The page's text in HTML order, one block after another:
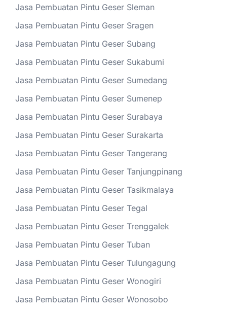
Jasa Pembuatan Pintu Geser Sleman
Jasa Pembuatan Pintu Geser Sragen
Jasa Pembuatan Pintu Geser Subang
Jasa Pembuatan Pintu Geser Sukabumi
Jasa Pembuatan Pintu Geser Sumedang
Jasa Pembuatan Pintu Geser Sumenep
Jasa Pembuatan Pintu Geser Surabaya
Jasa Pembuatan Pintu Geser Surakarta
Jasa Pembuatan Pintu Geser Tangerang
Jasa Pembuatan Pintu Geser Tanjungpinang
Jasa Pembuatan Pintu Geser Tasikmalaya
Jasa Pembuatan Pintu Geser Tegal
Jasa Pembuatan Pintu Geser Trenggalek
Jasa Pembuatan Pintu Geser Tuban
Jasa Pembuatan Pintu Geser Tulungagung
Jasa Pembuatan Pintu Geser Wonogiri
Jasa Pembuatan Pintu Geser Wonosobo